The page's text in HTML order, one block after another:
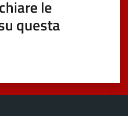
le
questa
su 5
su 5
5